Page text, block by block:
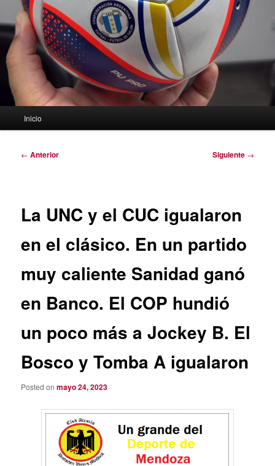
Inicio
Navegación
← Anterior Siguiente →
La UNC y el CUC igualaron
en el clásico. En un partido
muy caliente Sanidad ganó
en Banco. El COP hundió
un poco más a Jockey B. El
Bosco y Tomba A igualaron
Posted onmayo 24, 2023